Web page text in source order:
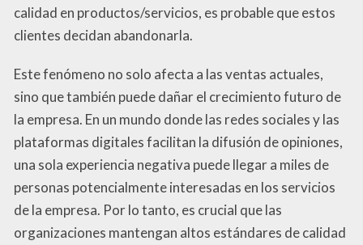
calidad en productos/servicios, es probable que estos
clientes decidan abandonarla.
Este fenómeno no solo afecta a las ventas actuales,
sino que también puede dañar el crecimiento futuro de
la empresa. En un mundo donde las redes sociales y las
plataformas digitales facilitan la difusión de opiniones,
una sola experiencia negativa puede llegar a miles de
personas potencialmente interesadas en los servicios
de la empresa. Por lo tanto, es crucial que las
organizaciones mantengan altos estándares de calidad